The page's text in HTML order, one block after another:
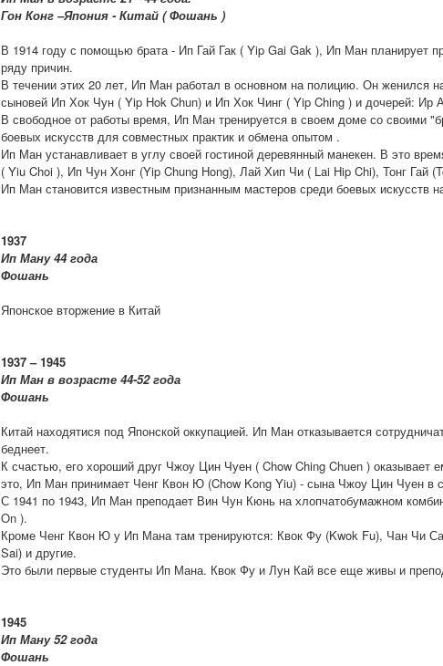
Гон Конг –Япония - Китай ( Фошань )
В 1914 году с помощью брата - Ип Гай Гак ( Yip Gai Gak ), Ип Ман планирует
ряду причин.
В течении этих 20 лет, Ип Ман работал в основном на полицию. Он женился
сыновей Ип Хок Чун ( Yip Hok Chun) и Ип Хок Чинг ( Yip Ching ) и дочерей:
В свободное от работы время, Ип Ман тренируется в своем доме со своими
боевых искусств для совместных практик и обмена опытом .
Ип Ман устанавливает в углу своей гостиной деревянный манекен. В это
( Yiu Choi ), Ип Чун Хонг (Yip Chung Hong), Лай Хип Чи ( Lai Hip Chi), Тонг Гай
Ип Ман становится известным признанным мастеров среди боевых искусств
1937
Ип Ману 44 года
Фошань
Японское вторжение в Китай
1937 – 1945
Ип Ман в возрасте 44-52 года
Фошань
Китай находятися под Японской оккупацией. Ип Ман отказывается
беднеет.
К счастью, его хороший друг Чжоу Цин Чуен ( Chow Ching Chuen )
это, Ип Ман принимает Ченг Квон Ю (Chow Kong Yiu) - сына Чжоу Цин Чуен в
С 1941 по 1943, Ип Ман преподает Вин Чун Кюнь на хлопчатобумажном
On ).
Кроме Ченг Квон Ю у Ип Мана там тренируются: Квок Фу (Kwok Fu), Чан Чи
Sai) и другие.
Это были первые студенты Ип Мана. Квок Фу и Лун Кай все еще живы и
1945
Ип Ману 52 года
Фошань